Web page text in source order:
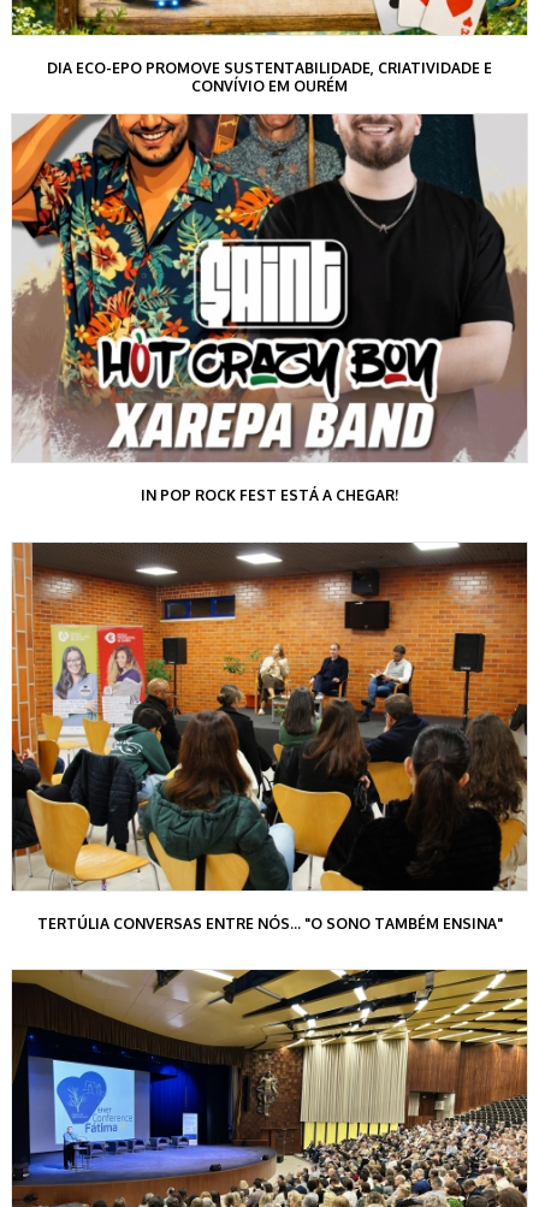
DIA ECO-EPO PROMOVE SUSTENTABILIDADE, CRIATIVIDADE E
CONVÍVIO EM OURÉM
IN POP ROCK FEST ESTÁ A CHEGAR!
TERTÚLIA CONVERSAS ENTRE NÓS... "O SONO TAMBÉM ENSINA"